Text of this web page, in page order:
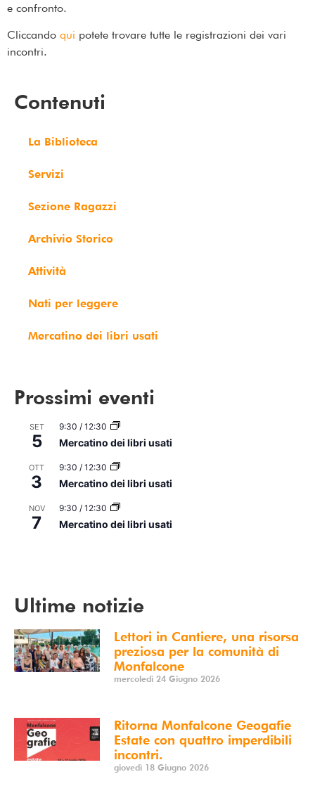
e confronto.
Cliccando qui potete trovare tutte le registrazioni dei vari
incontri.
Contenuti
La Biblioteca
Servizi
Sezione Ragazzi
Archivio Storico
Attività
Nati per leggere
Mercatino dei libri usati
Prossimi eventi
SET
5
9:30 / 12:30
Mercatino dei libri usati
OTT
3
9:30 / 12:30
Mercatino dei libri usati
NOV
7
9:30 / 12:30
Mercatino dei libri usati
Ultime notizie
Lettori in Cantiere, una risorsa
preziosa per la comunità di
Monfalcone
mercoledì 24 Giugno 2026
Ritorna Monfalcone Geogafie
Estate con quattro imperdibili
incontri.
giovedì 18 Giugno 2026